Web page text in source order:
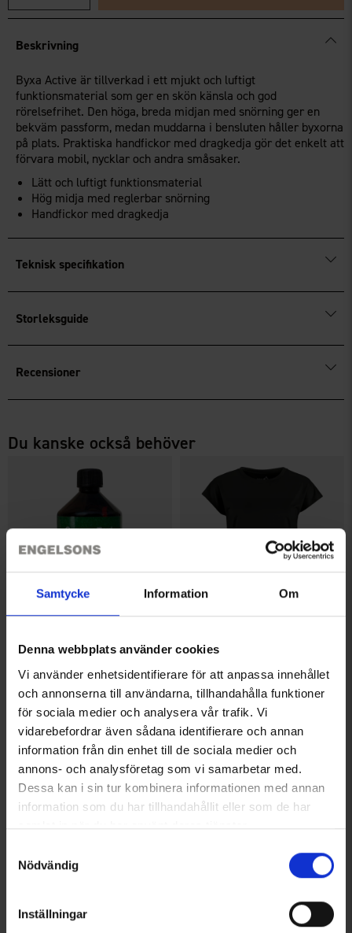
Samtycke Information Om
Denna webbplats använder cookies
Vi använder enhetsidentifierare för att anpassa innehållet
och annonserna till användarna, tillhandahålla funktioner
för sociala medier och analysera vår trafik. Vi
vidarebefordrar även sådana identifierare och annan
information från din enhet till de sociala medier och
annons- och analysföretag som vi samarbetar med.
Dessa kan i sin tur kombinera informationen med annan
information som du har tillhandahållit eller som de har
samlat in när du har använt deras tjänster.
Nödvändig
Inställningar
Beskrivning
Byxa Active är tillverkad i ett mjukt och luftigt
funktionsmaterial som ger en skön känsla och god
rörelsefrihet. Den höga, breda midjan med snörning ger en
bekväm passform, medan muddarna i bensluten håller byxorna
på plats. Praktiska handfickor med dragkedja gör det enkelt att
förvara mobil, nycklar och andra småsaker.
Lätt och luftigt funktionsmaterial
Hög midja med reglerbar snörning
Handfickor med dragkedja
Teknisk specifikation
Storleksguide
Recensioner
Du kanske också behöver
Textile Wash
149 kr
Från
Liknande produkter
2942 Betyg: